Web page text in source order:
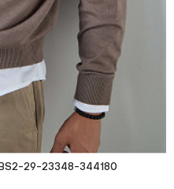
29-23348-344180